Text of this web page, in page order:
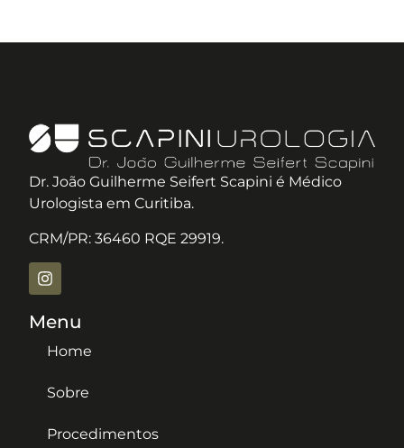
Dr. João Guilherme Seifert Scapini é Médico
Urologista em Curitiba.
CRM/PR: 36460 RQE 29919.
Menu
Home
Sobre
Procedimentos